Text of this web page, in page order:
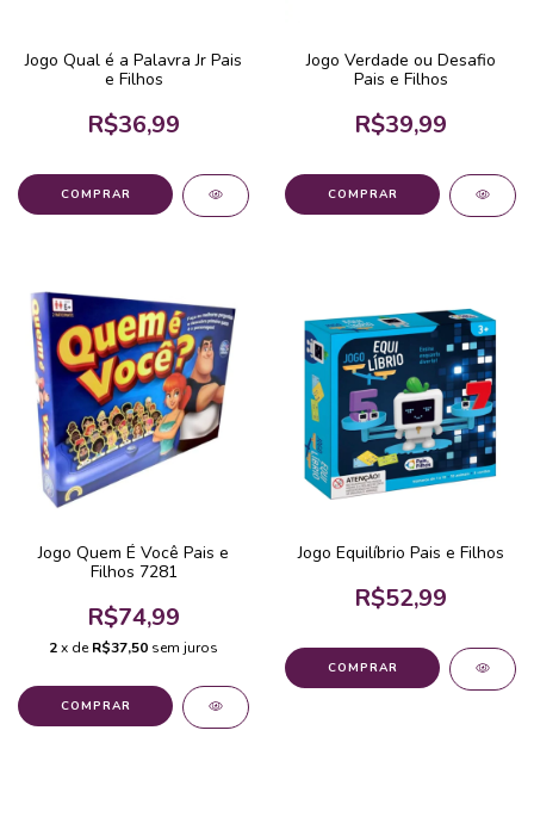
Jogo Qual é a Palavra Jr Pais
e Filhos
R$36,99
Jogo Verdade ou Desafio
Pais e Filhos
R$39,99
Jogo Quem É Você Pais e
Filhos 7281
R$74,99
2x deR$37,50 sem juros
Jogo Equilíbrio Pais e Filhos
R$52,99